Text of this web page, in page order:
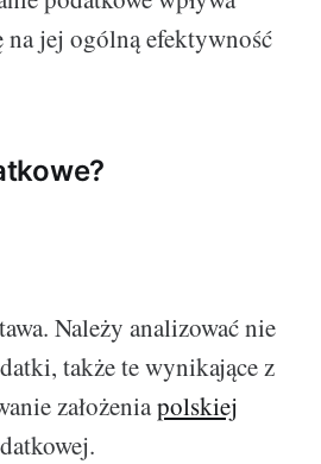
na jej ogólną efektywność
Należy analizować nie
także te wynikające z
założeniapolskiej